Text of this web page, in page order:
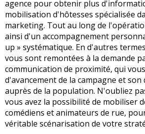
agence pour obtenir plus
mobilisation d'hôtesses spécialisée
marketing. Tout au long de
ainsi d'un accompagnement
up » systématique. En d'autres
vous sont remontées à la demande
communication de proximité, qui
d'avancement de la campagne et son
auprès de la population. N'oubliez
vous avez la possibilité de mobiliser
comédiens et animateurs de rue,
véritable scénarisation de votre